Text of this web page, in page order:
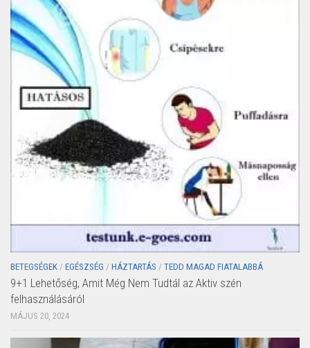
BETEGSÉGEK / EGÉSZSÉG / HÁZTARTÁS / TEDD MAGAD FIATALABBÁ
9+1 Lehetőség, Amit Még Nem Tudtál az Aktiv szén
felhasználásáról
MÁJUS 20, 2024